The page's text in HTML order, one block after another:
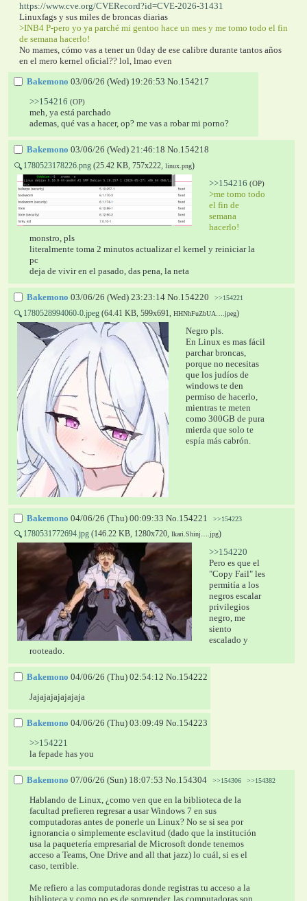
https://www.cve.org/CVERecord?id=CVE-2026-31431
Linuxfags y sus miles de broncas diarias
>INB4 P-pero yo ya parché mi gentoo hace un mes y me tomo todo el fin
de semana hacerlo!
No mames, cómo vas a tener un 0day de ese calibre durante tantos años
en el mero kernel oficial?? lol, lmao even
Bakemono 03/06/26 (Wed) 19:26:53 No.154217
>>154216 (OP)
meh, ya está parchado
ademas, qué vas a hacer, op? me vas a robar mi porno?
Bakemono 03/06/26 (Wed) 21:46:18 No.154218
🔍 1780523178226.png (25.42 KB, 757x222, linux.png)
>>154216 (OP)
>me tomo todo
el fin de
semana
hacerlo!
monstro, pls
literalmente toma 2 minutos actualizar el kernel y reiniciar la
pc
deja de vivir en el pasado, das pena, la neta
Bakemono 03/06/26 (Wed) 23:23:14 No.154220 >>154221
🔍 1780528994060-0.jpeg (64.41 KB, 599x691, HHNhFuZbUA….jpeg)
Negro pls.
En Linux es mas fácil
parchar broncas,
porque no necesitas
que los judíos de
windows te den
permiso de hacerlo,
mientras te meten
como 300GB de pura
mierda que solo te
espía más cabrón.
Bakemono 04/06/26 (Thu) 00:09:33 No. 154221 >>154223
🔍 1780531772694.jpg (146.22 KB, 1280x720, Ikari.Shinj….jpg)
>>154220
Pero es que el
"Copy Fail" les
permitía a los
negros escalar
privilegios
negro, me
siento
escalado y
rooteado.
Bakemono 04/06/26 (Thu) 02:54:12 No. 154222
Jajajajajajajaja
Bakemono 04/06/26 (Thu) 03:09:49 No. 154223
>>154221
la fepade has you
Bakemono 07/06/26 (Sun) 18:07:53 No. 154304 >>154306 >>154382
Hablando de Linux, ¿como ven que en la biblioteca de la
facultad prefieren regresar a usar Windows 7 en sus
computadoras antes de ponerle un Linux? No se si sea por
ignorancia o simplemente esclavitud (dado que la institución
usa la paquetería empresarial de Microsoft donde tenemos
acceso a Teams, One Drive and all that jazz) lo cuál, si es el
caso, terrible.
Me refiero a las computadoras donde registras tu acceso a la
biblioteca y como no es de sorprender, las computadoras son